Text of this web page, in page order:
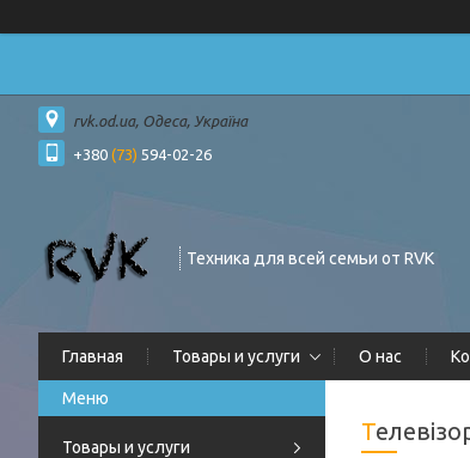
rvk.od.ua, Одеса, Україна
+380 (73) 594-02-26
Техника для всей семьи от RVK
Главная Товары и услуги О нас
Товары и услуги